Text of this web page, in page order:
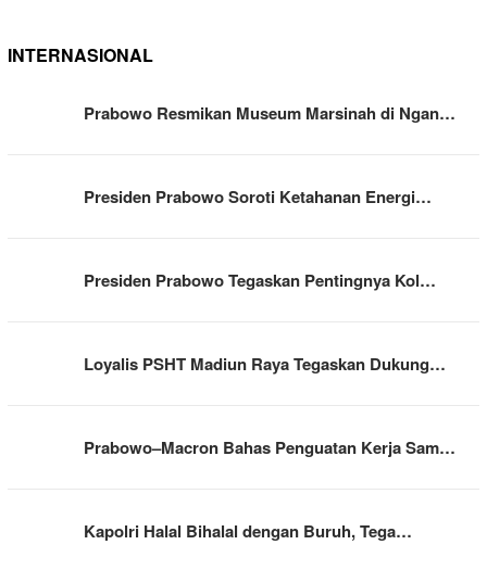
INTERNASIONAL
Prabowo Resmikan Museum Marsinah di Ngan…
Presiden Prabowo Soroti Ketahanan Energi…
Presiden Prabowo Tegaskan Pentingnya Kol…
Loyalis PSHT Madiun Raya Tegaskan Dukung…
Prabowo–Macron Bahas Penguatan Kerja Sam…
Kapolri Halal Bihalal dengan Buruh, Tega…